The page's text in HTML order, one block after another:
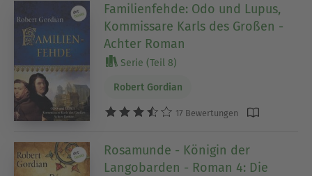
Familienfehde: Odo und Lupus,
Kommissare Karls des Großen -
Achter Roman
Serie (Teil 8)
Robert Gordian
17 Bewertungen
Rosamunde - Königin der
Langobarden - Roman 4: Die